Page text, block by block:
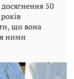
50
що вона
ними